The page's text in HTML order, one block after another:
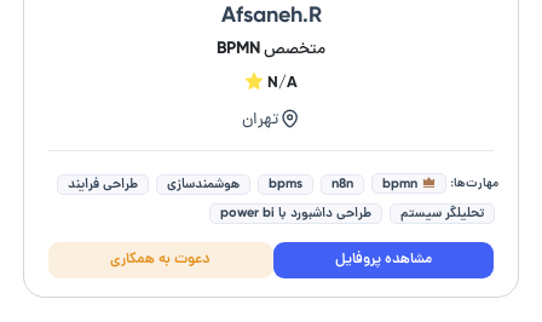
Afsaneh.R
متخصص BPMN
N/A
تهران
مهارت‌ها: bpmn
n8n
bpms هوشمندسازی
طراحی فرایند
تحلیلگر سیستم
طراحی داشبورد با power bi
مشاهده پروفایل دعوت به همکاری